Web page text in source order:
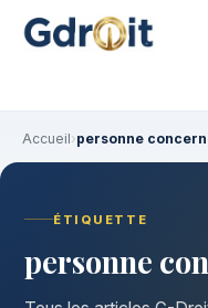
Accueil›personne
ÉTIQUETTE
personne